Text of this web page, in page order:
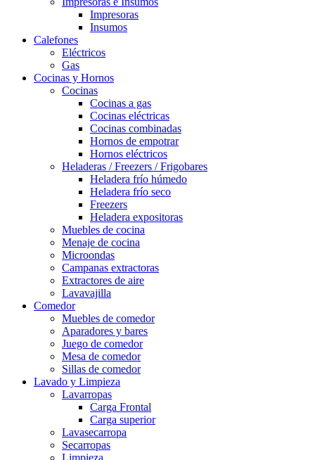
Impresoras
Insumos
Calefones
Eléctricos
Gas
Cocinas y Hornos
Cocinas
Cocinas a gas
Cocinas eléctricas
Cocinas combinadas
Hornos de empotrar
Hornos eléctricos
Heladeras / Freezers / Frigobares
Heladera frío húmedo
Heladera frío seco
Freezers
Heladera expositoras
Muebles de cocina
Menaje de cocina
Microondas
Campanas extractoras
Extractores de aire
Lavavajilla
Comedor
Muebles de comedor
Aparadores y bares
Juego de comedor
Mesa de comedor
Sillas de comedor
Lavado y Limpieza
Lavarropas
Carga Frontal
Carga superior
Lavasecarropa
Secarropas
Limpieza